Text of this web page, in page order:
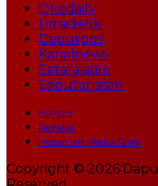
Okedaily
Limadetik
Dapurpos
Kanalnews
Setarajatim
Seputarjatim
Kontak
Redaksi
Pedoman Media Siber
Copyright © 2026